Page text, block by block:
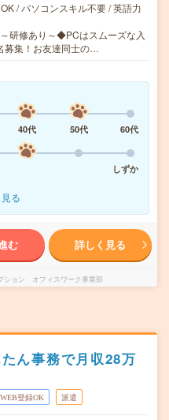
/ パソコンスキル不要 / 英語力
研修あり～◆PCはスムーズな入
募集！お友達同士の…
40代 50代
60代
しずか
る
む 詳しく見る
ション オフィスワーク事業部
ん事務で月収28万
WEB登録OK 派遣